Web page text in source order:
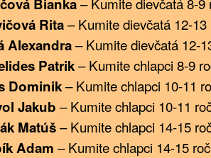
Bianka
Rita– Kumite dievčatá 12-13
Alexandra– Kumite dievčatá 12-
Patrik– Kumite chlapci 8-9
Dominik– Kumite chlapci 10-11
Jakub – Kumite chlapci 10-11
Matúš– Kumite chlapci 14-15
Adam – Kumite chlapci 14-15